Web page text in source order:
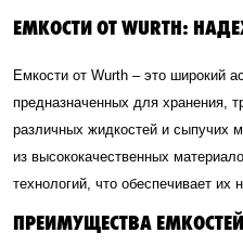
ЕМКОСТИ ОТ WURTH:
Емкости от Wurth – это широкий
предназначенных для хранения,
различных жидкостей и сыпучих
из высококачественных
технологий, что обеспечивает их
ПРЕИМУЩЕСТВА ЕМКОСТЕЙ